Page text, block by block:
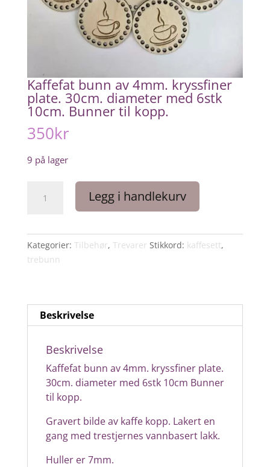
Kaffefat bunn av 4mm. kryssfiner
plate. 30cm. diameter med 6stk
10cm. Bunner til kopp.
350kr
9 på lager
bunn
4mm.
kryssfiner
plate.
med
6stk
Bunner
kopp.
antall
Legg i handlekurv
Kategorier: Tilbehør, Trevarer Stikkord: kaffesett,
trebunn
Beskrivelse
Beskrivelse
Kaffefat bunn av 4mm. kryssfiner plate.
30cm. diameter med 6stk 10cm Bunner
til kopp.
Gravert bilde av kaffe kopp. Lakert en
gang med trestjernes vannbasert lakk.
Huller er 7mm.